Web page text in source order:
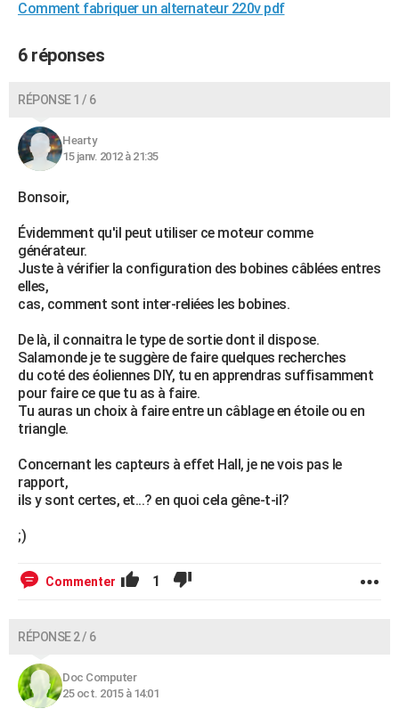
Bricolage
Lifestyle
Culture
Sport
Auto
Television
Voyage
Cinema
Comment fabriquer un alternateur 220v pdf
6 réponses
RÉPONSE 1 / 6
Hearty
15 janv. 2012 à 21:35
Bonsoir,
Évidemment qu'il peut utiliser ce moteur comme
générateur.
Juste à vérifier la configuration des bobines câblées entres
elles,
cas, comment sont inter-reliées les bobines.
De là, il connaitra le type de sortie dont il dispose.
Salamonde je te suggère de faire quelques recherches
du coté des éoliennes DIY, tu en apprendras suffisamment
pour faire ce que tu as à faire.
Tu auras un choix à faire entre un câblage en étoile ou en
triangle.
Concernant les capteurs à effet Hall, je ne vois pas le
rapport,
ils y sont certes, et...? en quoi cela gêne-t-il?
;)
Commenter 1
RÉPONSE 2 / 6
Doc Computer
25 oct. 2015 à 14:01